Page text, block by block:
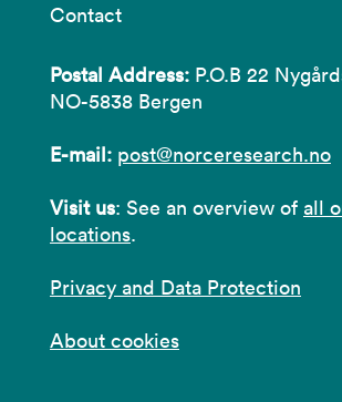
Contact
Postal Address: P.O.B 22
NO-5838 Bergen
E-mail: post@norceresearch.no
Visit us: See an overview of all
locations.
Privacy and Data Protection
About cookies